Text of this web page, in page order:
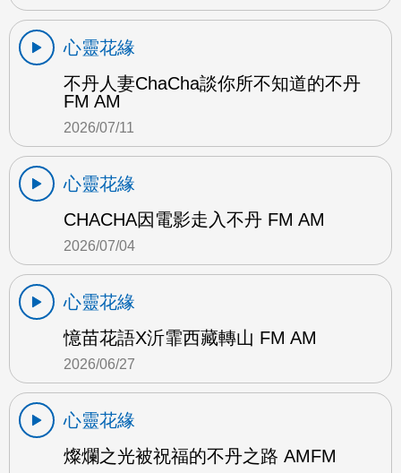
心靈花緣
不丹人妻ChaCha談你所不知道的不丹
FM AM
2026/07/11
心靈花緣
CHACHA因電影走入不丹 FM AM
2026/07/04
心靈花緣
憶苗花語X沂霏西藏轉山 FM AM
2026/06/27
心靈花緣
燦爛之光被祝福的不丹之路 AMFM